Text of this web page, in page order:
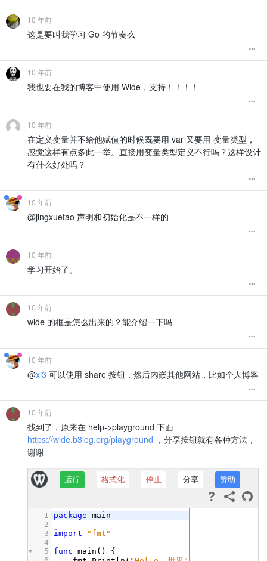
10 年前
这是要叫我学习 Go 的节奏么
10 年前
我也要在我的博客中使用 Wide，支持！！！！
10 年前
在定义变量并不给他赋值的时候既要用 var 又要用 变量类型，
感觉这样有点多此一举。直接用变量类型定义不行吗？这样设计
有什么好处吗？
10 年前
@jingxuetao 声明和初始化是不一样的
10 年前
学习开始了。
10 年前
wide 的框是怎么出来的？能介绍一下吗
10 年前
@xi3 可以使用 share 按钮，然后内嵌其他网站，比如个人博客
10 年前
找到了，原来在 help->playground 下面
https://wide.b3log.org/playground ，分享按钮就有各种方法，
谢谢